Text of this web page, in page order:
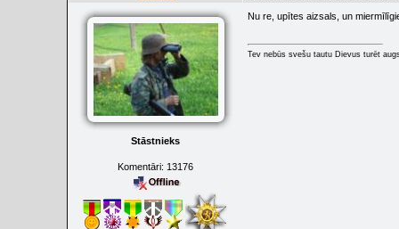
Stāstnieks
Komentāri: 13176
Nu re, upītes aizsals, un
Tev nebūs svešu tautu Dievus turēt